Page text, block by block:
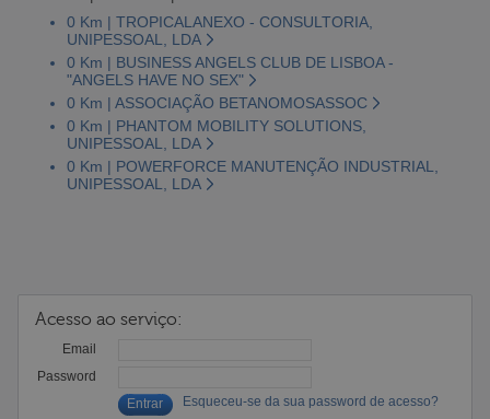
0 Km | TROPICALANEXO - CONSULTORIA,
UNIPESSOAL, LDA
0 Km | BUSINESS ANGELS CLUB DE LISBOA -
"ANGELS HAVE NO SEX"
0 Km | ASSOCIAÇÃO BETANOMOSASSOC
0 Km | PHANTOM MOBILITY SOLUTIONS,
UNIPESSOAL, LDA
0 Km | POWERFORCE MANUTENÇÃO INDUSTRIAL,
UNIPESSOAL, LDA
Acesso ao serviço:
Email
Password
Esqueceu-se da sua password de acesso?